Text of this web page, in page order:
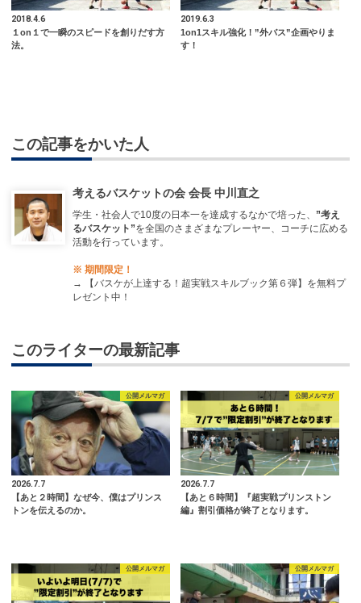
2018.4.6
１on１で一瞬のスピードを創りだす方
法。
2019.6.3
1on1スキル強化！”外バス”企画やりま
す！
この記事をかいた人
考えるバスケットの会 会長 中川直之
学生・社会人で10度の日本一を達成するなかで培った、 ”考え
るバスケット”を全国のさまざまなプレーヤー、コーチに広める
活動を行っています。
※ 期間限定！
→
【バスケが上達する！超実戦スキルブック第６弾】を無料プ
レゼント中！
このライターの最新記事
公開メルマガ
2026.7.7
【あと２時間】なぜ今、僕はプリンス
トンを伝えるのか。
公開メルマガ
2026.7.7
【あと６時間】『超実戦プリンストン
編』割引価格が終了となります。
公開メルマガ 公開メルマガ